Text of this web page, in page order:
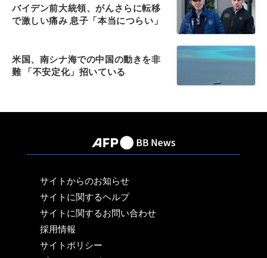
バイデン前大統領、がんさらに転移
で激しい痛み 息子「本当につらい」
米国、南シナ海での中国の動きを非
難 「不安定化」招いている
サイトからのお知らせ
サイトに関するヘルプ
サイトに関するお問い合わせ
採用情報
サイトポリシー